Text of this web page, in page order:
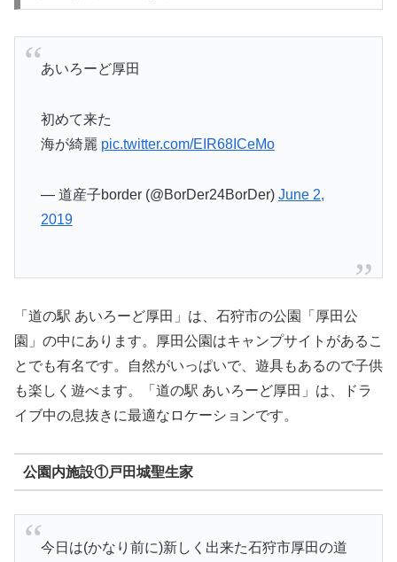
あいろーど厚田
初めて来た
海が綺麗 pic.twitter.com/EIR68ICeMo
— 道産子border (@BorDer24BorDer) June 2,
2019
「道の駅 あいろーど厚田」は、石狩市の公園「厚田公
園」の中にあります。厚田公園はキャンプサイトがあるこ
とでも有名です。自然がいっぱいで、遊具もあるので子供
も楽しく遊べます。「道の駅 あいろーど厚田」は、ドラ
イブ中の息抜きに最適なロケーションです。
公園内施設①戸田城聖生家
今日は(かなり前に)新しく出来た石狩市厚田の道